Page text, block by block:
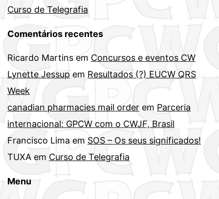
Curso de Telegrafia
Comentários recentes
Ricardo Martins em Concursos e eventos CW
Lynette Jessup em Resultados (?) EUCW QRS
Week
canadian pharmacies mail order em Parceria
internacional: GPCW com o CWJF, Brasil
Francisco Lima em SOS – Os seus significados!
TUXA em Curso de Telegrafia
Menu